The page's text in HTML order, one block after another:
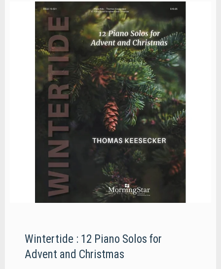
Wintertide : 12 Piano Solos for
Advent and Christmas